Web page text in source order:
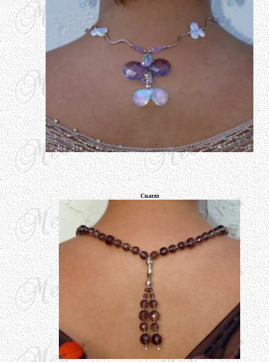
Cuarzo